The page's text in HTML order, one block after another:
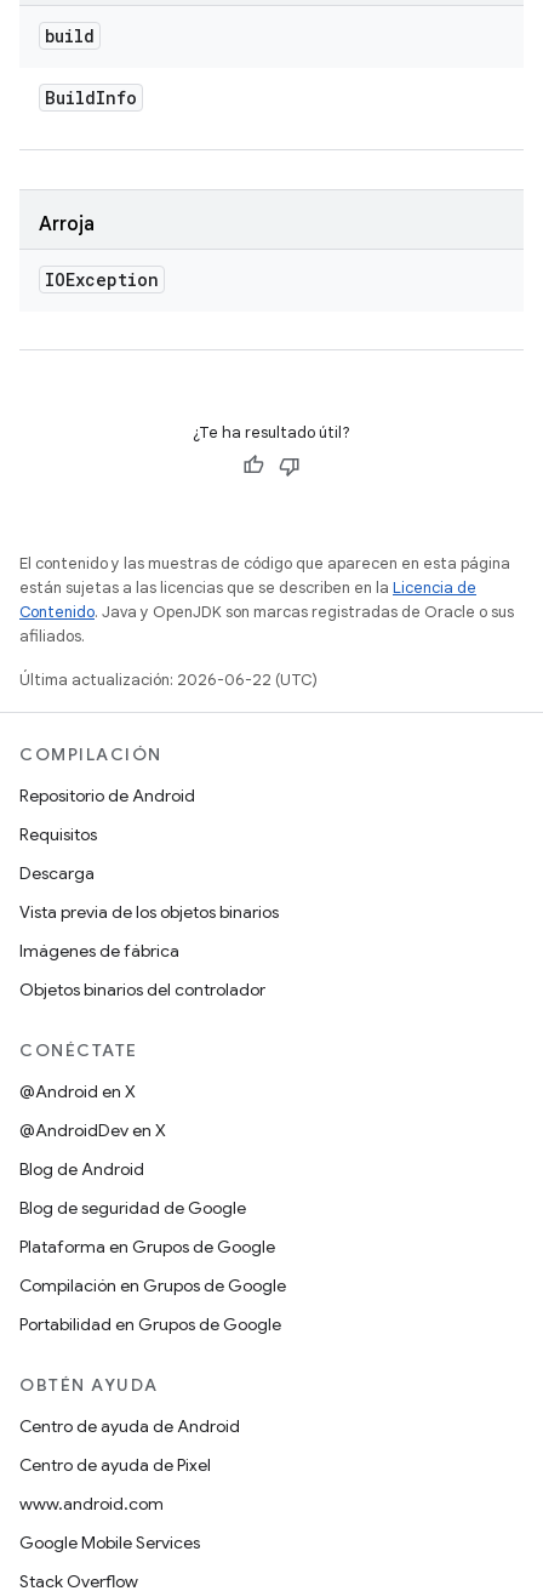
build
BuildInfo
Arroja
IOException
¿Te ha resultado útil?
El contenido y las muestras de código que aparecen en esta página
están sujetas a las licencias que se describen en la Licencia de
Contenido. Java y OpenJDK son marcas registradas de Oracle o sus
afiliados.
Última actualización: 2026-06-22 (UTC)
COMPILACIÓN
Repositorio de Android
Requisitos
Descarga
Vista previa de los objetos binarios
Imágenes de fábrica
Objetos binarios del controlador
CONÉCTATE
@Android en X
@AndroidDev en X
Blog de Android
Blog de seguridad de Google
Plataforma en Grupos de Google
Compilación en Grupos de Google
Portabilidad en Grupos de Google
OBTÉN AYUDA
Centro de ayuda de Android
Centro de ayuda de Pixel
www.android.com
Google Mobile Services
Stack Overflow